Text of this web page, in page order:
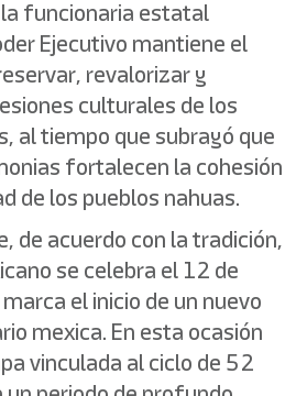
funcionaria estatal
Ejecutivo mantiene el
revalorizar y
culturales de los
al tiempo que subrayó que
fortalecen la cohesión
de los pueblos nahuas.
de acuerdo con la tradición,
se celebra el 12 de
el inicio de un nuevo
mexica. En esta ocasión
vinculada al ciclo de 52